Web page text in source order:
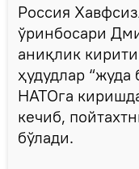
Россия
ўринбосари
аниқлик
ҳудудлар “жуда
НАТОга
кечиб,
бўлади.